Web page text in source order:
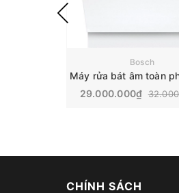
Bosch
29.000.000₫
CHÍNH SÁCH